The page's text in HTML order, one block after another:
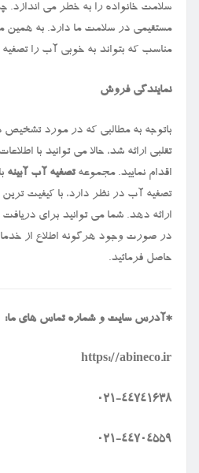
سلامت خانواده را به خطر می اندازد.
مستقیمی در سلامت ما دارد. به همین
مناسب که بتواند به خوبی آب را
نمایندگی فروش
باتوجه به مطالبی که در مورد تشخیص
تقلبی ارائه شد، حالا می توانید با
اقدام نمایید. مجموعهتصفیه آب آبینه
تصفیه آب در نظر دارد، با کیفیت
ارائه دهد. شما می توانید برای دریافت
در صورت وجود هرگونه اطلاع از
حاصل فرمائید.
*آدرس سایت و شماره تماس های ما:
https://abineco.ir
۰۲۱-۴۴۷۴۱۶۳۸
۰۲۱-۴۴۷۰۴۵۵۹